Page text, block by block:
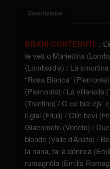
Descrizione
BRANI CONTENUTI: :
te vett o Mariettina
(Lombardia) / La
“Rosa Bianca”
(Piemonte) / La villanella
(Trentino) / O ce biel cjs’
il gial (Friuli) / Olin bevi
Giacometo (Veneto) /
blonde (Valle d’Aosta) /
la nana, fa la dönnca
rumagnòla (Emilia